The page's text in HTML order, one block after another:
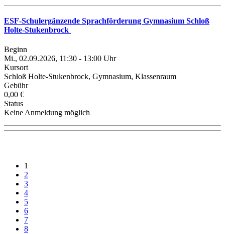
ESF-Schulergänzende Sprachförderung Gymnasium Schloß
Holte-Stukenbrock
Beginn
Mi., 02.09.2026, 11:30 - 13:00 Uhr
Kursort
Schloß Holte-Stukenbrock, Gymnasium, Klassenraum
Gebühr
0,00 €
Status
Keine Anmeldung möglich
1
2
3
4
5
6
7
8